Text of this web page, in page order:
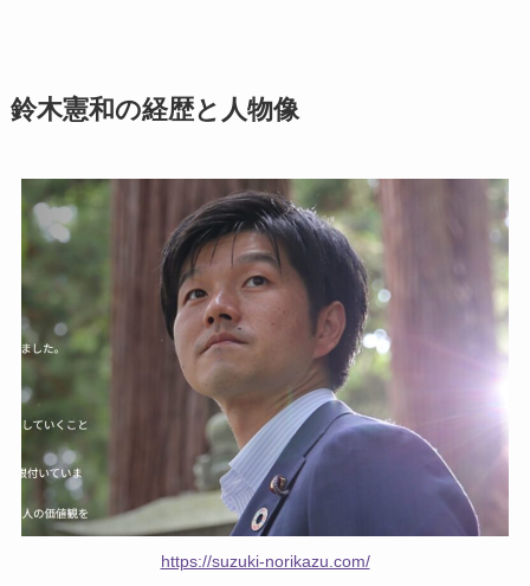
鈴木憲和の経歴と人物像
https://suzuki-norikazu.com/